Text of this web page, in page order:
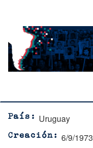
contenido
principal
País Uruguay
Creación 6/9/1973